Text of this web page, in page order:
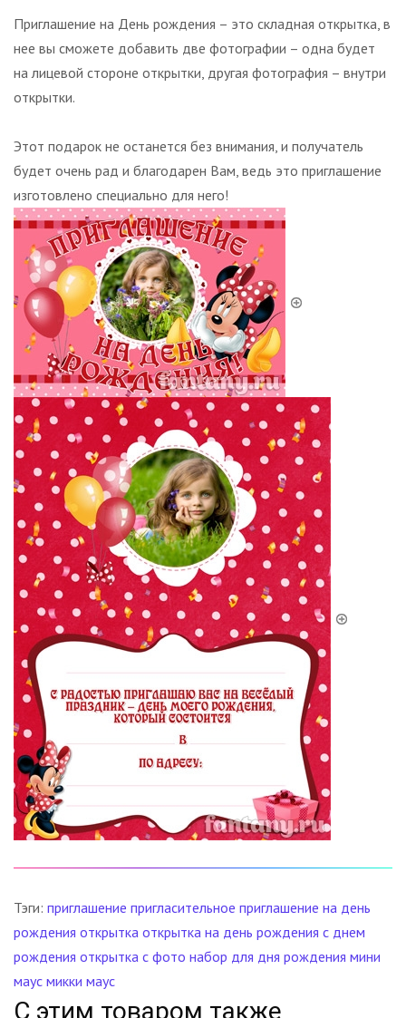
Приглашение на День рождения – это складная открытка, в
нее вы сможете добавить две фотографии – одна будет
на лицевой стороне открытки, другая фотография – внутри
открытки.
Этот подарок не останется без внимания, и получатель
будет очень рад и благодарен Вам, ведь это приглашение
изготовлено специально для него!
Тэги: приглашение пригласительное приглашение на день
рождения открытка открытка на день рождения с днем
рождения открытка с фото набор для дня рождения мини
маус микки маус
С этим товаром также